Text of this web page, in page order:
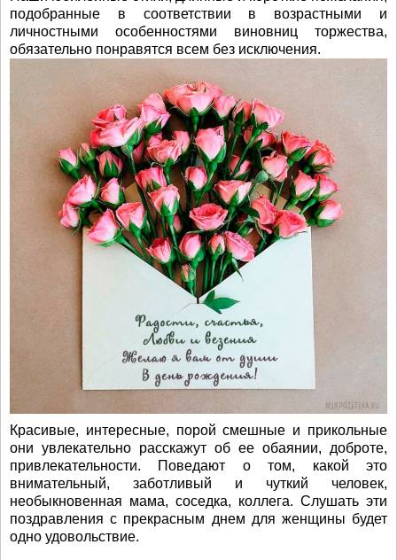
подобранные в соответствии в возрастными и
личностными особенностями виновниц торжества,
обязательно понравятся всем без исключения.
Красивые, интересные, порой смешные и прикольные
они увлекательно расскажут об ее обаянии, доброте,
привлекательности. Поведают о том, какой это
внимательный, заботливый и чуткий человек,
необыкновенная мама, соседка, коллега. Слушать эти
поздравления с прекрасным днем для женщины будет
одно удовольствие.